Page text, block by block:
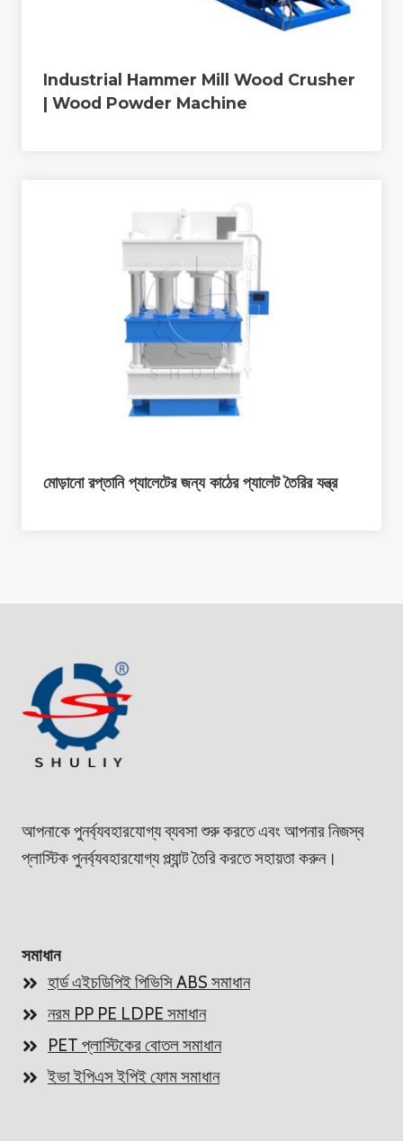
Industrial Hammer Mill Wood Crusher
| Wood Powder Machine
মোড়ানো রপ্তানি প্যালেটের জন্য কাঠের প্যালেট তৈরির যন্ত্র
আপনাকে পুনর্ব্যবহারযোগ্য ব্যবসা শুরু করতে এবং আপনার নিজস্ব
প্লাস্টিক পুনর্ব্যবহারযোগ্য প্ল্যান্ট তৈরি করতে সহায়তা করুন।
সমাধান
হার্ড এইচডিপিই পিভিসি ABS সমাধান
নরম PP PE LDPE সমাধান
PET প্লাস্টিকের বোতল সমাধান
ইভা ইপিএস ইপিই ফোম সমাধান